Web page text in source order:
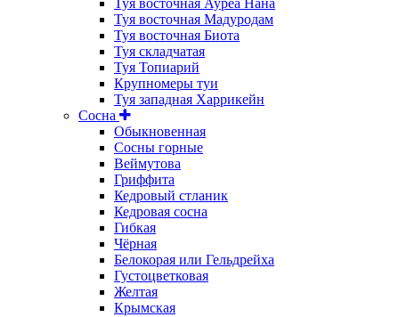
Туя восточная Мадуродам
Туя восточная Биота
Туя складчатая
Туя Топиарий
Крупномеры туи
Туя западная Харрикейн
Сосна
Обыкновенная
Сосны горные
Веймутова
Гриффита
Кедровый стланик
Кедровая сосна
Гибкая
Чёрная
Белокорая или Гельдрейха
Густоцветковая
Желтая
Крымская